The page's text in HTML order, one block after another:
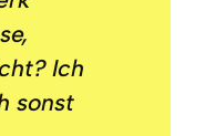
Ich
sonst